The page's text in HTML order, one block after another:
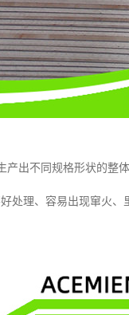
出不同规格形状的整
处理、容易出现窜火